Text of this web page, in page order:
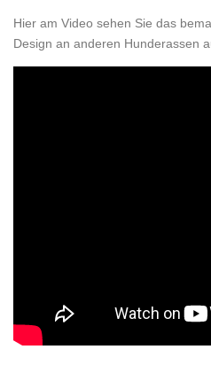
Hier am Video sehen Sie das
Design an anderen Hunderassen